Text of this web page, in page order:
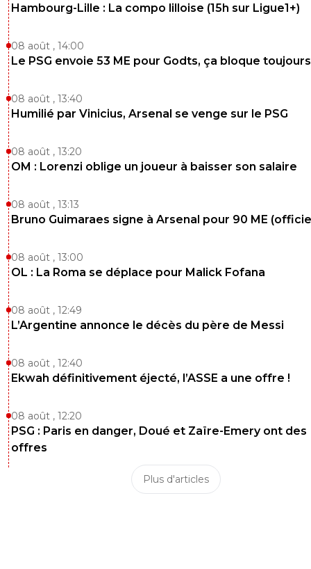
Hambourg-Lille : La compo lilloise (15h sur Ligue1+)
08 août , 14:00
Le PSG envoie 53 ME pour Godts, ça bloque toujours
08 août , 13:40
Humilié par Vinicius, Arsenal se venge sur le PSG
08 août , 13:20
OM : Lorenzi oblige un joueur à baisser son salaire
08 août , 13:13
Bruno Guimaraes signe à Arsenal pour 90 ME
08 août , 13:00
OL : La Roma se déplace pour Malick Fofana
08 août , 12:49
L’Argentine annonce le décès du père de Messi
08 août , 12:40
Ekwah définitivement éjecté, l’ASSE a une offre !
08 août , 12:20
PSG : Paris en danger, Doué et Zaïre-Emery ont des
offres
Plus d'articles